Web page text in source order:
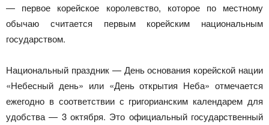
— первое корейское королевство, которое по местному
обычаю считается первым корейским национальным
государством.
Национальный праздник — День основания корейской нации
«Небесный день» или «День открытия Неба» отмечается
ежегодно в соответствии с григорианским календарем для
удобства — 3 октября. Это официальный государственный